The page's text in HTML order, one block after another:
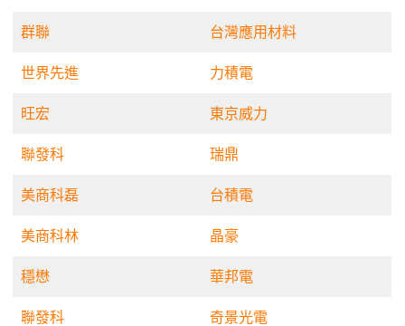
群聯 台灣應用材料
世界先進 力積電
旺宏 東京威力
聯發科 瑞鼎
美商科磊 台積電
美商科林 晶豪
穩懋 華邦電
聯發科 奇景光電